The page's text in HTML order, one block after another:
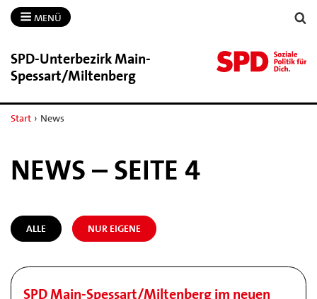
MENÜ
SPD-​Unterbezirk Main-​
Spessart/​Miltenberg
Start › News
NEWS – SEITE 4
ALLE NUR EIGENE
SPD Main-Spessart/Miltenberg im neuen